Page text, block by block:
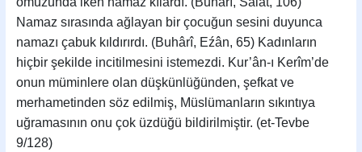
Namaz sırasında ağlayan bir çocuğun sesini duyunca
namazı çabuk kıldırırdı. (Buhârî, Eźân, 65) Kadınların
hiçbir şekilde incitilmesini istemezdi. Kur’ân-ı Kerîm’de
onun müminlere olan düşkünlüğünden, şefkat ve
merhametinden söz edilmiş, Müslümanların sıkıntıya
uğramasının onu çok üzdüğü bildirilmiştir. (et-Tevbe
9/128)